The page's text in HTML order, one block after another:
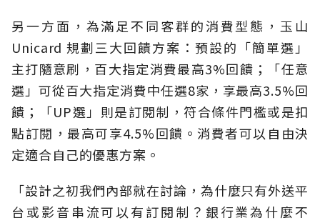
另一方面，為滿足不同客群的消費型態，玉山
Unicard 規劃三大回饋方案：預設的「簡單選」
主打隨意刷，百大指定消費最高3%回饋；「任意
選」可從百大指定消費中任選8家，享最高3.5%回
饋；「UP選」則是訂閱制，符合條件門檻或是扣
點訂閱，最高可享4.5%回饋。消費者可以自由決
定適合自己的優惠方案。
「設計之初我們內部就在討論，為什麼只有外送平
台或影音串流可以有訂閱制？銀行業為什麼不